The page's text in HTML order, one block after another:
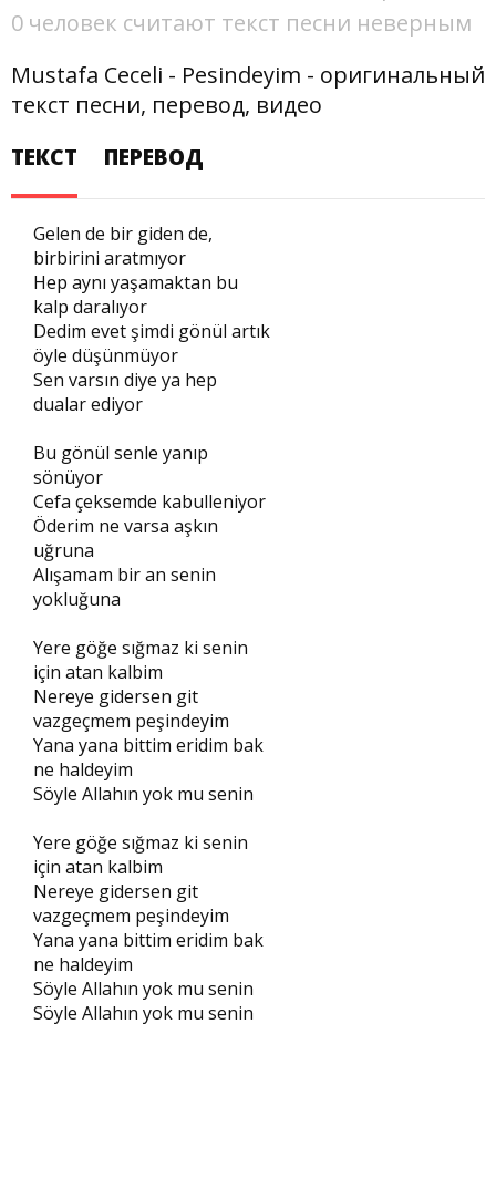
0 человек считают текст песни неверным
Mustafa Ceceli - Pesindeyim - оригинальный
текст песни, перевод, видео
ТЕКСТ
ПЕРЕВОД
Gelen de bir giden de,
birbirini aratmıyor
Hep aynı yaşamaktan bu
kalp daralıyor
Dedim evet şimdi gönül artık
öyle düşünmüyor
Sen varsın diye ya hep
dualar ediyor
Bu gönül senle yanıp
sönüyor
Cefa çeksemde kabulleniyor
Öderim ne varsa aşkın
uğruna
Alışamam bir an senin
yokluğuna
Yere göğe sığmaz ki senin
için atan kalbim
Nereye gidersen git
vazgeçmem peşindeyim
Yana yana bittim eridim bak
ne haldeyim
Söyle Allahın yok mu senin
Yere göğe sığmaz ki senin
için atan kalbim
Nereye gidersen git
vazgeçmem peşindeyim
Yana yana bittim eridim bak
ne haldeyim
Söyle Allahın yok mu senin
Söyle Allahın yok mu senin